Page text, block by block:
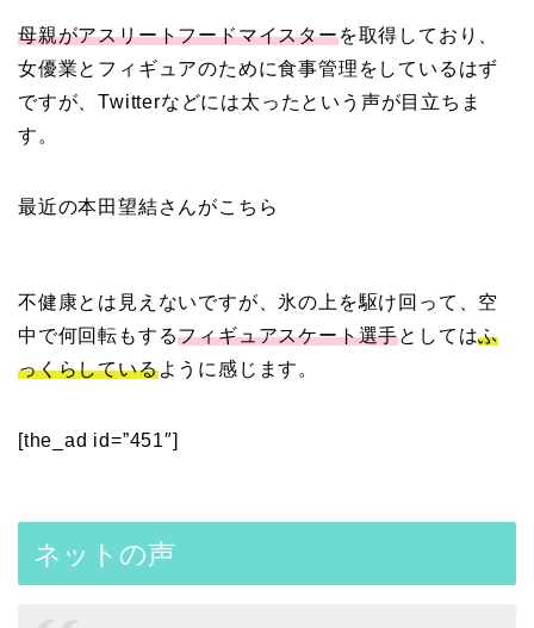
母親がアスリートフードマイスターを取得しており、
女優業とフィギュアのために食事管理をしているはず
ですが、Twitterなどには太ったという声が目立ちま
す。
最近の本田望結さんがこちら
不健康とは見えないですが、氷の上を駆け回って、空
中で何回転もするフィギュアスケート選手としてはふ
っくらしているように感じます。
[the_ad id=”451″]
ネットの声